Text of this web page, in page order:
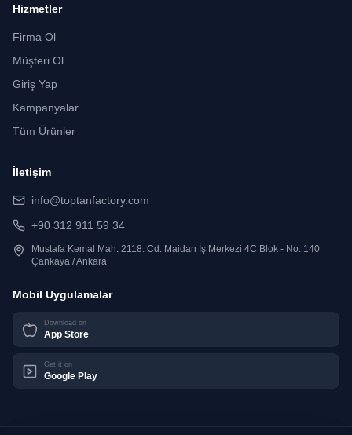
Hizmetler
Firma Ol
Müşteri Ol
Giriş Yap
Kampanyalar
Tüm Ürünler
İletişim
info@toptanfactory.com
+90 312 911 59 34
Mustafa Kemal Mah. 2118. Cd. Maidan İş Merkezi 4C Blok - No: 140
Çankaya / Ankara
Mobil Uygulamalar
Download on
App Store
Get it on
Google Play